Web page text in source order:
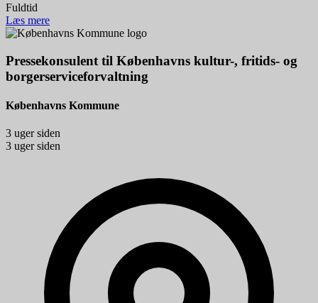
Fuldtid
Læs mere
Pressekonsulent til Københavns kultur-, fritids- og
borgerserviceforvaltning
Københavns Kommune
3 uger siden
3 uger siden